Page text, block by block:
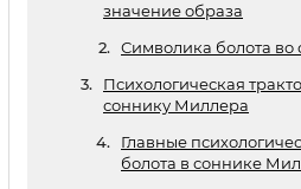
значение образа
Символика болота во
Психологическая
соннику Миллера
Главные
болота в соннике